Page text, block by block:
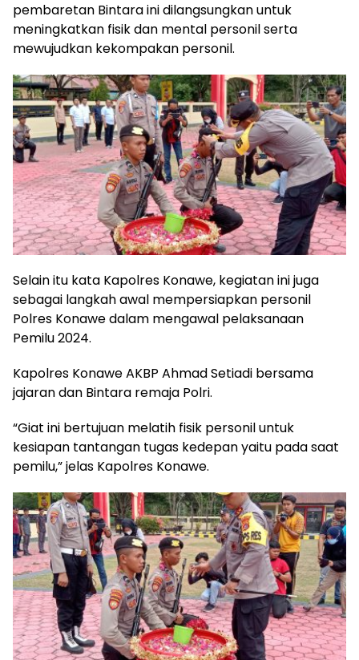
pembaretan Bintara ini dilangsungkan untuk
meningkatkan fisik dan mental personil serta
mewujudkan kekompakan personil.
Selain itu kata Kapolres Konawe, kegiatan ini juga
sebagai langkah awal mempersiapkan personil
Polres Konawe dalam mengawal pelaksanaan
Pemilu 2024.
Kapolres Konawe AKBP Ahmad Setiadi bersama
jajaran dan Bintara remaja Polri.
“Giat ini bertujuan melatih fisik personil untuk
kesiapan tantangan tugas kedepan yaitu pada saat
pemilu,” jelas Kapolres Konawe.